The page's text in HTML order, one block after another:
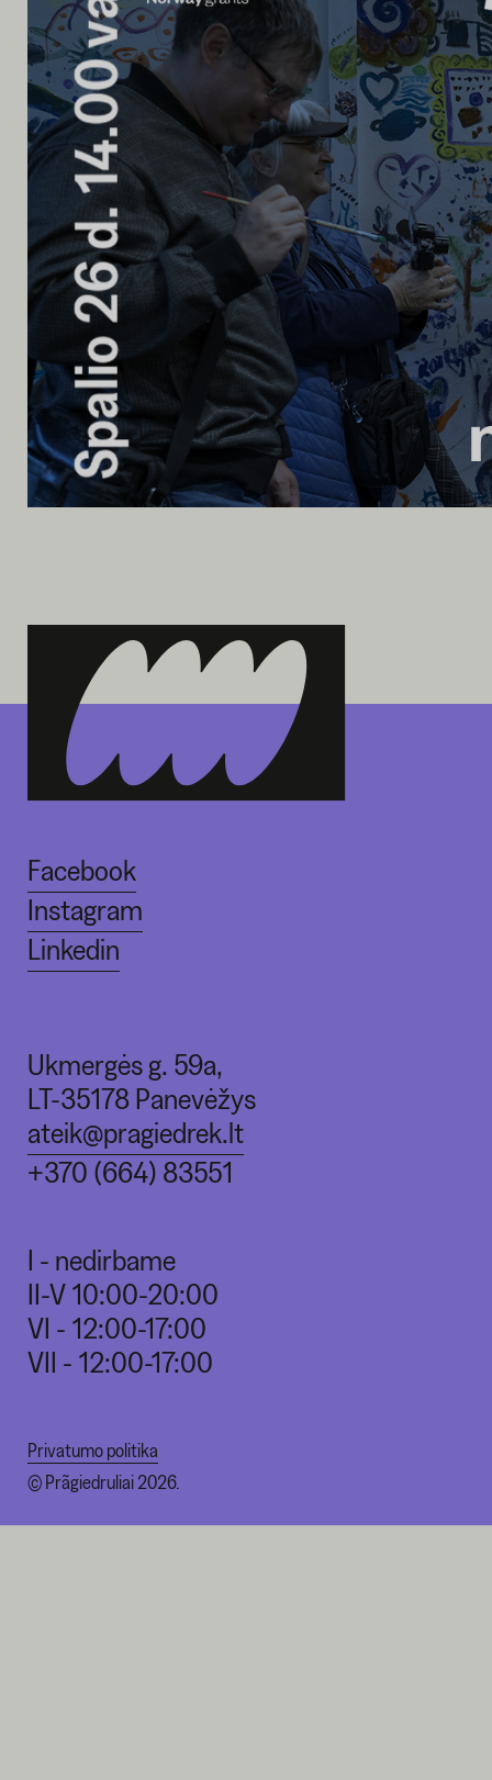
Facebook
Instagram
Linkedin
Ukmergės g. 59a,
LT-35178 Panevėžys
ateik@pragiedrek.lt
+370 (664) 83551
I - nedirbame
II-V 10:00-20:00
VI - 12:00-17:00
VII - 12:00-17:00
Privatumo politika
© Prãgiedruliai 2026.